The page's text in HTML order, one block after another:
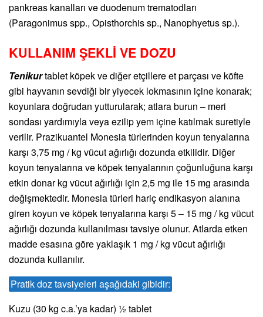
pankreas kanalları ve duodenum trematodları
(Paragonimus spp., Opisthorchis sp., Nanophyetus sp.).
KULLANIM ŞEKLİ VE DOZU
Tenikurtablet köpek ve diğer etçillere et parçası ve köfte
gibi hayvanın sevdiği bir yiyecek lokmasının içine konarak;
koyunlara doğrudan yutturularak; atlara burun – meri
sondası yardımıyla veya ezilip yem içine katılmak suretiyle
verilir. Prazikuantel Monesia türlerinden koyun tenyalarına
karşı 3,75 mg / kg vücut ağırlığı dozunda etkilidir. Diğer
koyun tenyalarına ve köpek tenyalarının çoğunluğuna karşı
etkin donar kg vücut ağırlığı için 2,5 mg ile 15 mg arasında
değişmektedir. Monesia türleri hariç endikasyon alanına
giren koyun ve köpek tenyalarına karşı 5 – 15 mg / kg vücut
ağırlığı dozunda kullanılması tavsiye olunur. Atlarda etken
madde esasına göre yaklaşık 1 mg / kg vücut ağırlığı
dozunda kullanılır.
Pratik doz tavsiyeleri aşağıdaki gibidir:
Kuzu (30 kg c.a.’ya kadar) ½ tablet